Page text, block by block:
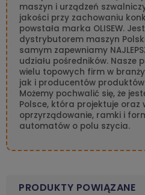
maszyn i urządzeń
jakości przy zachowaniu
powstała marka OLISEW.
dystrybutorem maszyn
samym zapewniamy
udziału pośredników. Nasze
wielu topowych firm w
jak i producentów
Możemy pochwalić się, że
Polsce, która projektuje oraz
oprzyrządowanie, ramki i
automatów o polu szycia.
PRODUKTY POWIĄZANE